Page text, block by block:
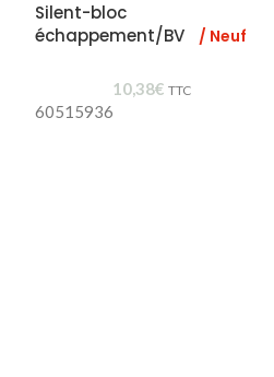
Silent-bloc
échappement/BV
/ Neuf
10,38€ TTC
60515936